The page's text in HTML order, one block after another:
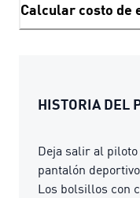
Calcular costo de
HISTORIA DEL
Deja salir al
pantalón
Los bolsillos con